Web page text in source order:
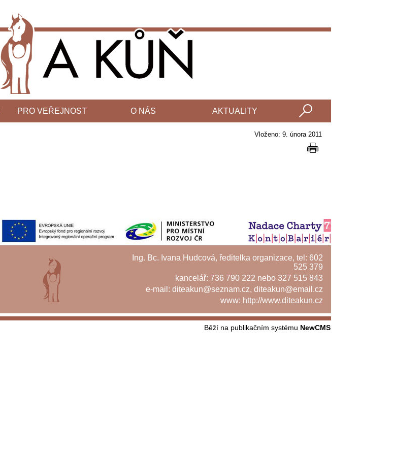
PRO VEŘEJNOST O NÁS AKTUALITY
Vloženo: 9. února 2011
Ing. Bc. Ivana Hudcová, ředitelka organizace, tel: 602
525 379
kancelář: 736 790 222 nebo 327 515 843
e-mail: diteakun@seznam.cz, diteakun@email.cz
www: http://www.diteakun.cz
Běží na publikačním systému NewCMS